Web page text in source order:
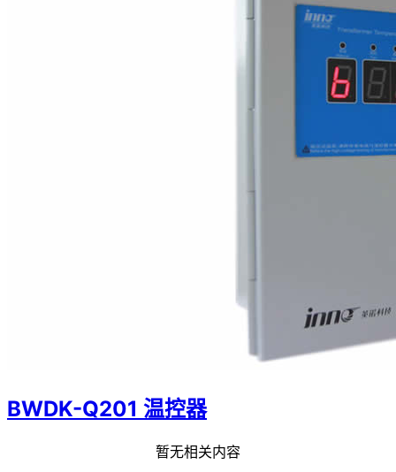
BWDK-Q201 温控器
暂无相关内容